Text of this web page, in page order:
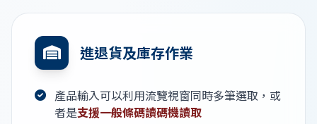
進退貨及庫存作業
產品輸入可以利用流覽視窗同時多筆選取，或
者是支援一般條碼讀碼機讀取